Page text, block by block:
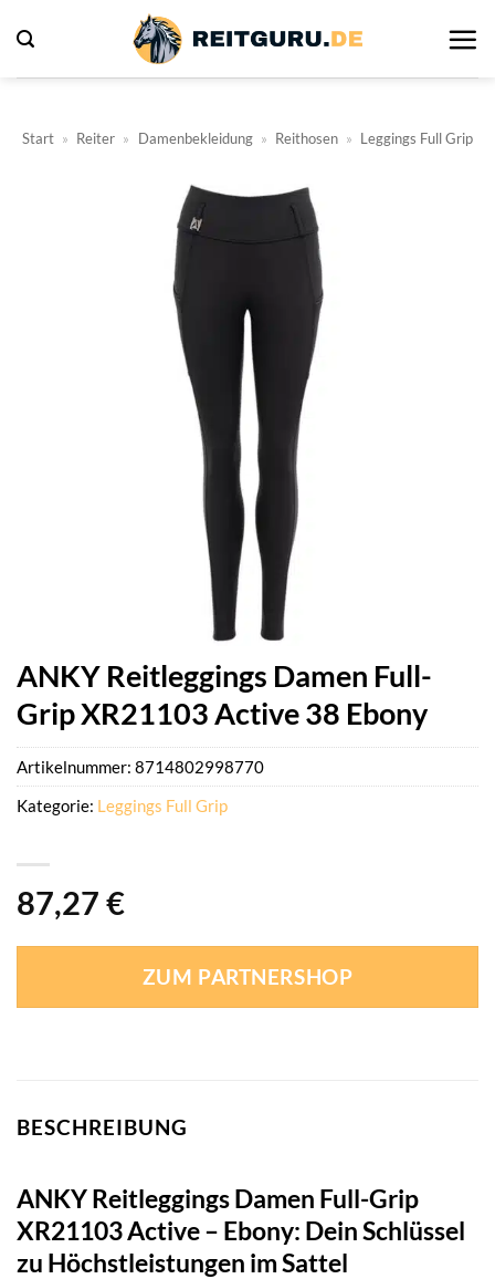
Inhalt
springen
Start » Reiter » Damenbekleidung » Reithosen » Leggings Full Grip
ANKY Reitleggings Damen Full-
Grip XR21103 Active 38 Ebony
87,27 €
ZUM PARTNERSHOP
Artikelnummer: 8714802998770
Kategorie: Leggings Full Grip
BESCHREIBUNG
ANKY Reitleggings Damen Full-Grip
XR21103 Active – Ebony: Dein Schlüssel
zu Höchstleistungen im Sattel